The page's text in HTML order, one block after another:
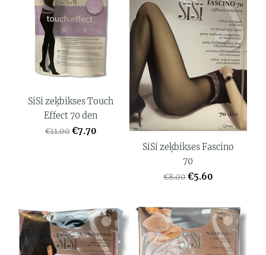
SiSi zeķbikses Touch
Effect 70 den
€11.00€7.70
SiSi zeķbikses Fascino
70
€8.00€5.60